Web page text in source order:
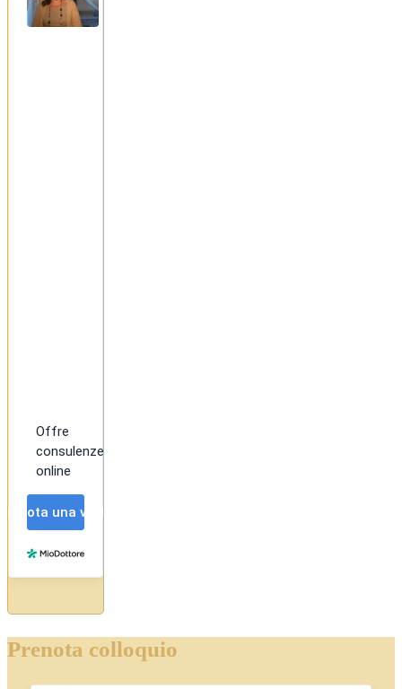
Prenota colloquio